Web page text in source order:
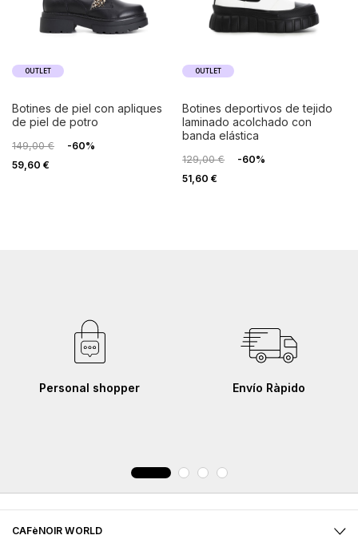
OUTLET
botines de piel con apliques
de piel de potro
149,00 €
-60%
59,60 €
OUTLET
botines deportivos de tejido
laminado acolchado con
banda elástica
129,00 €
-60%
51,60 €
Personal shopper Envío Ràpido
CAFèNOIR WORLD